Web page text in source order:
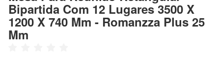
Bipartida Com 12 Lugares 3500 X
1200 X 740 Mm - Romanzza Plus 25
Mm